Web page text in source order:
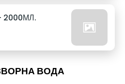
2000МЛ.
ВОДА